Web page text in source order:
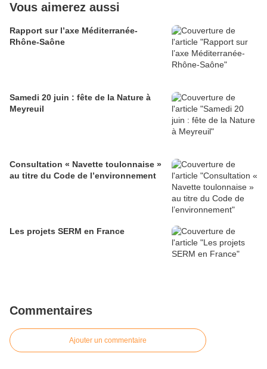
Vous aimerez aussi
Rapport sur l’axe Méditerranée-
Rhône-Saône
Samedi 20 juin : fête de la Nature à
Meyreuil
Consultation « Navette toulonnaise »
au titre du Code de l’environnement
Les projets SERM en France
Commentaires
Ajouter un commentaire